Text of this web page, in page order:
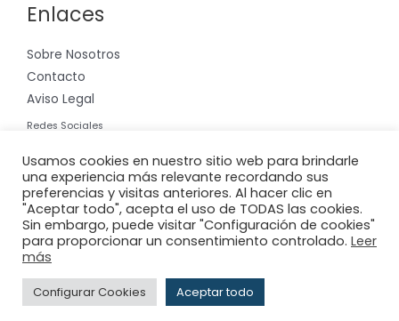
Enlaces
Sobre Nosotros
Contacto
Aviso Legal
Redes Sociales
Copyright © 2026 Riera International, S.A.
Powered byAdderit S.L.
Usamos cookies en nuestro sitio web para brindarle
una experiencia más relevante recordando sus
preferencias y visitas anteriores. Al hacer clic en
"Aceptar todo", acepta el uso de TODAS las cookies.
Sin embargo, puede visitar "Configuración de cookies"
para proporcionar un consentimiento controlado. Leer
más
Configurar Cookies Aceptar todo